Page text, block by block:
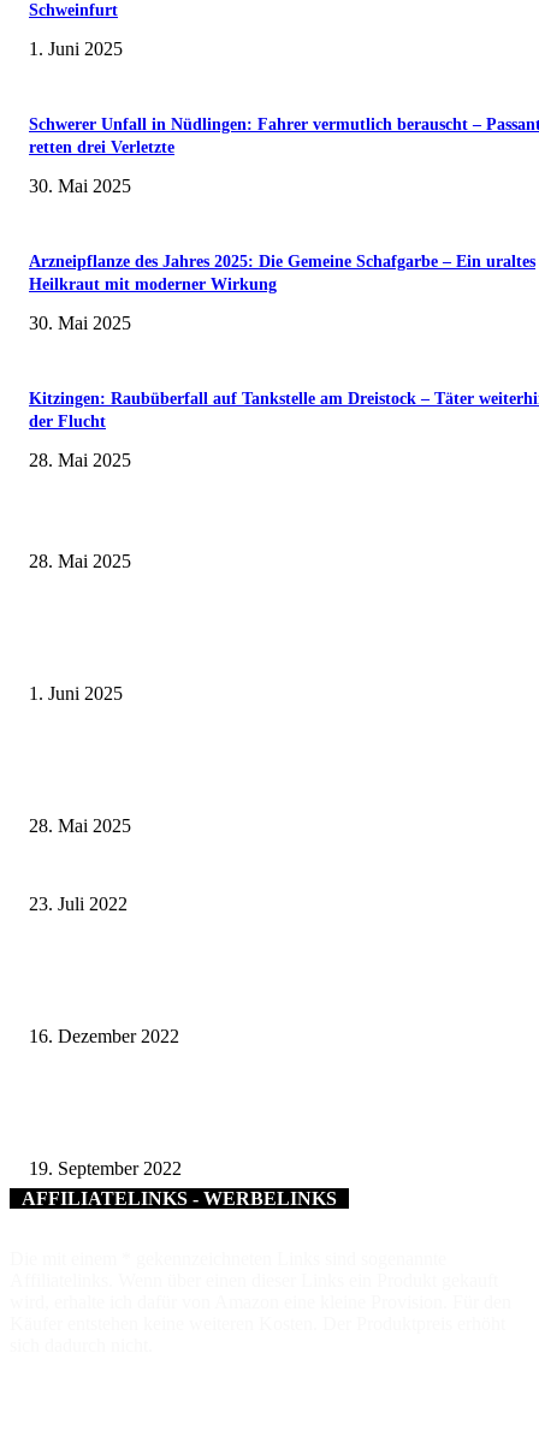
Schweinfurt
1. Juni 2025
Schwerer Unfall in Nüdlingen: Fahrer vermutlich berauscht –
retten drei Verletzte
30. Mai 2025
Arzneipflanze des Jahres 2025: Die Gemeine Schafgarbe – Ein uraltes
Heilkraut mit moderner Wirkung
30. Mai 2025
Kitzingen: Raubüberfall auf Tankstelle am Dreistock – Täter
der Flucht
28. Mai 2025
28. Mai 2025
1. Juni 2025
28. Mai 2025
23. Juli 2022
16. Dezember 2022
19. September 2022
AFFILIATELINKS - WERBELINKS